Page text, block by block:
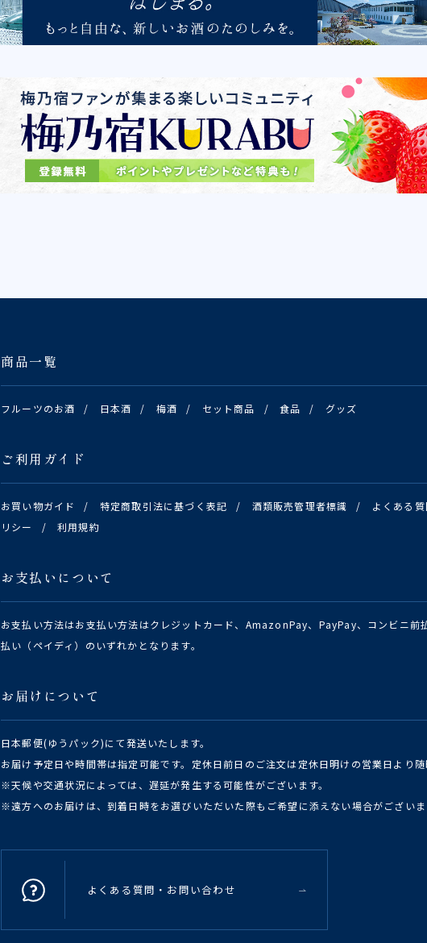
商品一覧
フルーツのお酒 / 日本酒 / 梅酒 / セット商品 / 食品 / グッズ
ご利用ガイド
お買い物ガイド / 特定商取引法に基づく表記 / 酒類販売管理者標識 / よくある
リシー
/ 利用規約
お支払いについて
お支払い方法はお支払い方法はクレジットカード、AmazonPay、PayPay、コンビニ前
払い（ペイディ）のいずれかとなります。
お届けについて
日本郵便(ゆうパック)にて発送いたします。
お届け予定日や時間帯は指定可能です。定休日前日のご注文は定休日明けの営業日より随
※天候や交通状況によっては、遅延が発生する可能性がございます。
※遠方へのお届けは、到着日時をお選びいただいた際もご希望に添えない場合がございま
よくある質問・お問い合わせ